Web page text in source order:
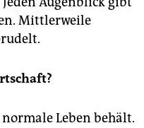
Mittlerweile
Leben behält.